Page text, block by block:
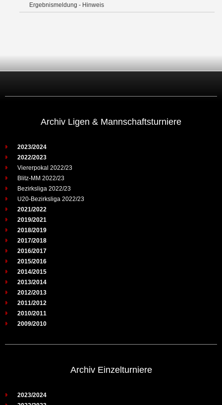
Ergebnismeldung - Hinweis
Archiv Ligen & Mannschaftsturniere
2023/2024
2022/2023
Viererpokal 2022/23
Blitz-MM 2022/23
Bezirksliga 2022/23
U20-Bezirksliga 2022/23
2021/2022
2019/2021
2018/2019
2017/2018
2016/2017
2015/2016
2014/2015
2013/2014
2012/2013
2011/2012
2010/2011
2009/2010
Archiv Einzelturniere
2023/2024